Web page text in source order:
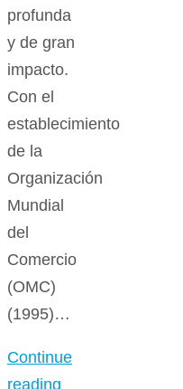
profunda
y de gran
impacto.
Con el
establecimiento
de la
Organización
Mundial
del
Comercio
(OMC)
(1995)…
Continue
reading